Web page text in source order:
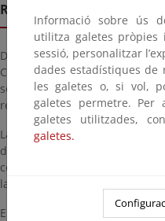
Resumen
De conformidad con el
Costas, aprobado por Real
somete a información
referencia, formulada por
La solicitud estará a
durante un plazo de
consultada en las oficinas de
laborables en horario de 9 a
En el plazo indicado, los
Informació sobre ús
utilitza galetes
sessió, personalitzar
dades estadístiques de
les galetes o, si vol,
galetes permetre. Per
galetes utilitzades,
galetes.